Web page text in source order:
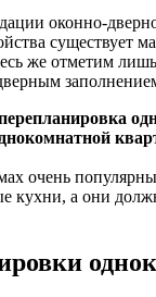
оконно-
существует
же отметим
очень
кухни, а они